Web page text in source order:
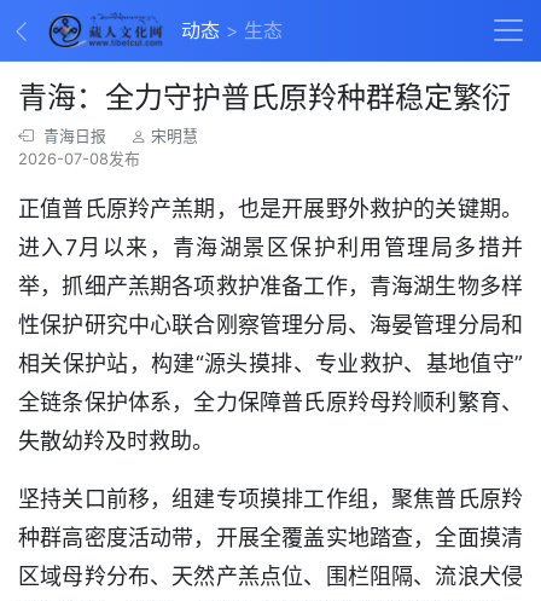
动态 生态
青海：全力守护普氏原羚种群稳定繁衍
青海日报
宋明慧
2026-07-08发布
正值普氏原羚产羔期，也是开展野外救护的关键期。
进入7月以来，青海湖景区保护利用管理局多措并
举，抓细产羔期各项救护准备工作，青海湖生物多样
性保护研究中心联合刚察管理分局、海晏管理分局和
相关保护站，构建“源头摸排、专业救护、基地值守”
全链条保护体系，全力保障普氏原羚母羚顺利繁育、
失散幼羚及时救助。
坚持关口前移，组建专项摸排工作组，聚焦普氏原羚
种群高密度活动带，开展全覆盖实地踏查，全面摸清
区域母羚分布、天然产羔点位、围栏阻隔、流浪犬侵